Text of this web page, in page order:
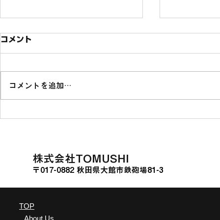
ソニー銀行の投資型クラウド
Bank GATE」に挑戦
熊本県山江
コメント
コメントを追加…
​株式会社TOMUSHI
〒017-0882 秋田県大館市鉄砲場81-3
TOP